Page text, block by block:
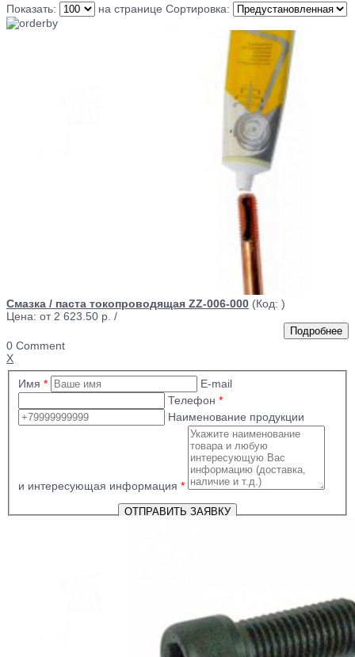
Показать: на странице Сортировка:
Смазка / паста токопроводящая ZZ-006-000 (Код: )
Цена: от 2 623.50 р. /
0 Comment
X
Имя *
E-mail
Телефон *
Наименование продукции
и интересующая информация *